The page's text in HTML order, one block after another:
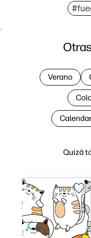
Quizá
Verano